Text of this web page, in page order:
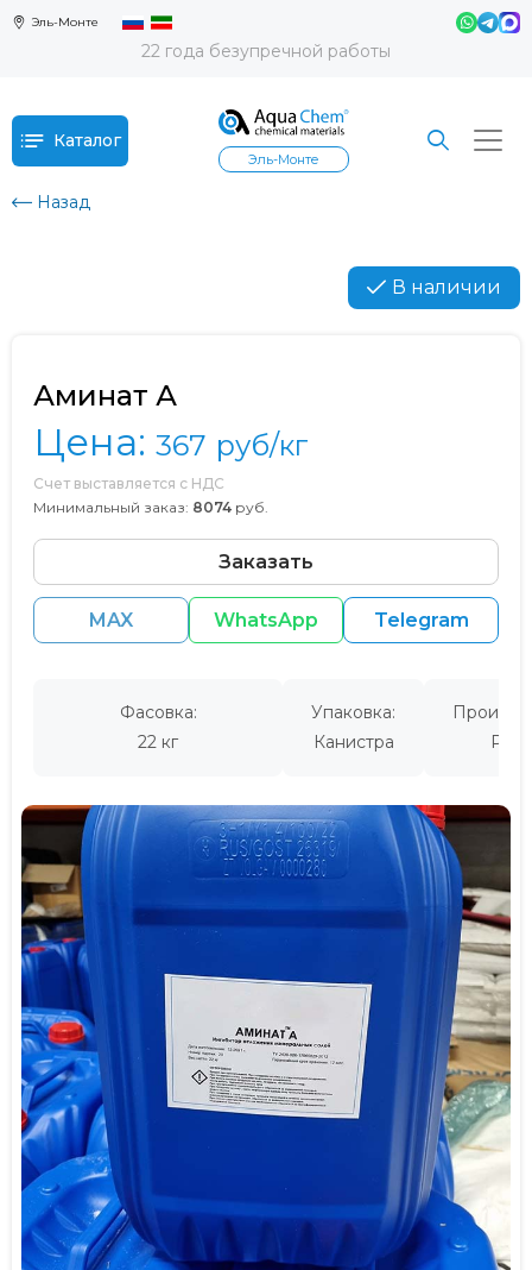
Эль-Монте
22 года безупречной работы
Каталог
Эль-Монте
Назад
В наличии
Аминат А
Цена: 367 руб/кг
Счет выставляется с НДС
Минимальный заказ: 8074 руб.
Заказать
MAX WhatsApp Telegram
Фасовка:
22 кг
Упаковка:
Канистра